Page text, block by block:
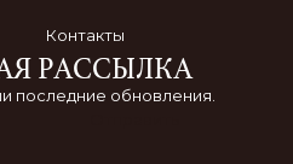
Контакты
РАССЫЛКА
последние обновления.